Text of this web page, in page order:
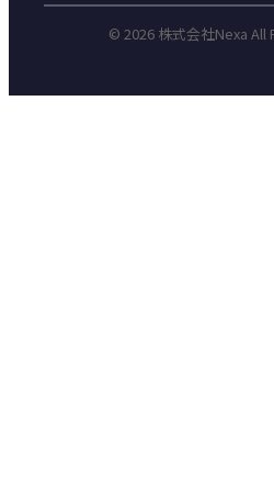
© 2026 株式会社Nexa All